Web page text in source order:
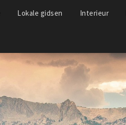
Lokale gidsen Interieur